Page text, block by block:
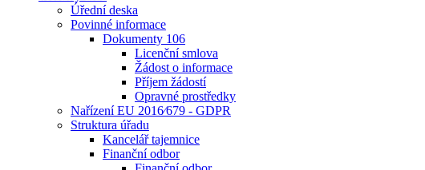
Úřední deska
Povinné informace
Dokumenty 106
Licenční smlova
Žádost o informace
Příjem žádostí
Opravné prostředky
Nařízení EU 2016⁄679 - GDPR
Struktura úřadu
Kancelář tajemnice
Finanční odbor